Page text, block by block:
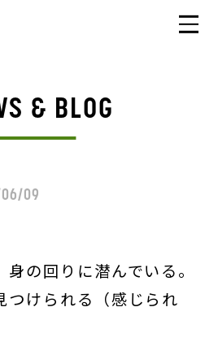
& BLOG
06/09
の回りに潜んでいる。
つけられる（感じられ